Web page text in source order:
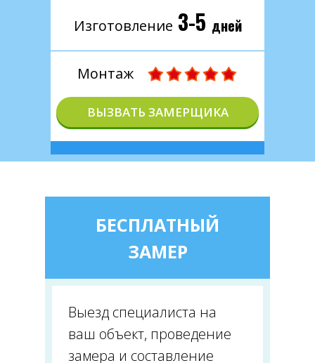
дней
3-5
Изготовление
Монтаж
ВЫЗВАТЬ ЗАМЕРЩИКА
БЕСПЛАТНЫЙ
ЗАМЕР
Выезд специалиста на
ваш объект, проведение
замера и составление